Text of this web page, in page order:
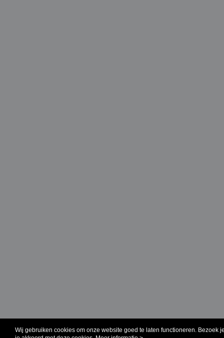
Wij gebruiken cookies om onze website goed te laten functioneren. Bezoek